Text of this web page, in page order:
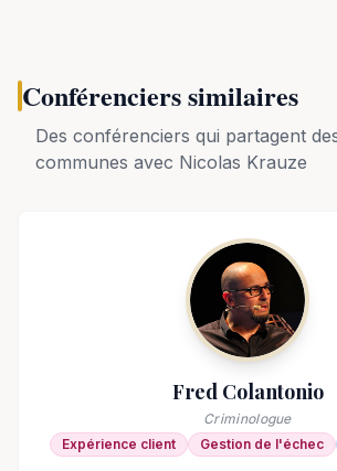
Conférenciers similaires
Des conférenciers qui partagent
communes avec Nicolas Krauze
Fred Colantonio
Criminologue
Expérience client
Gestion de l'échec